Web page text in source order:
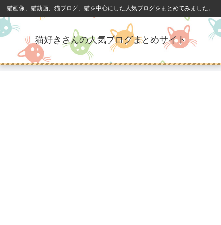
猫画像、猫動画、猫ブログ、猫を中心にした人気ブログをまとめてみました。
猫好きさんの人気ブログまとめサイト